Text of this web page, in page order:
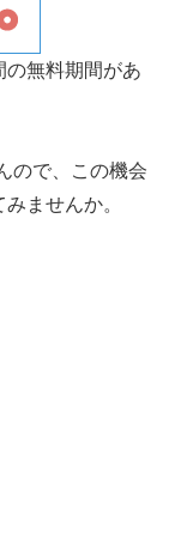
の無料期間があ
ので、この機会
ませんか。